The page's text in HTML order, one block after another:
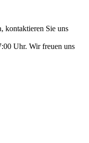
kontaktieren Sie uns
Uhr. Wir freuen uns